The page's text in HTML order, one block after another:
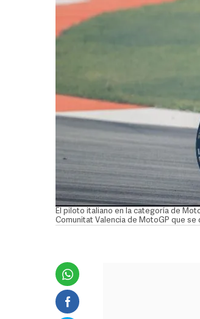
El piloto italiano en la categoría de
Comunitat Valencia de MotoGP que se